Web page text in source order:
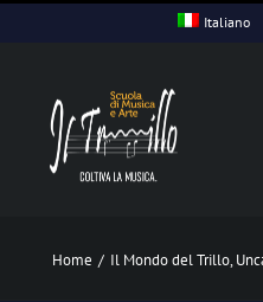
Skip
Italiano
Home / Il Mondo del Trillo,